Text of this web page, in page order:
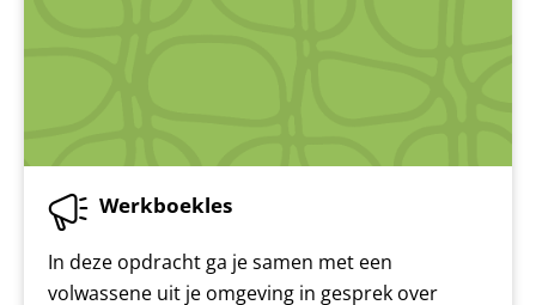
Werkboekles
In deze opdracht ga je samen met een
volwassene uit je omgeving in gesprek over